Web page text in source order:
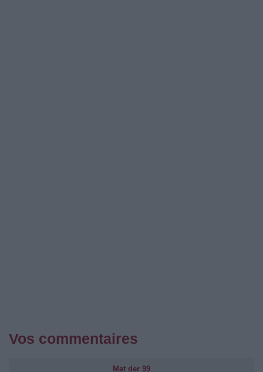
Vos commentaires
Mat der 99